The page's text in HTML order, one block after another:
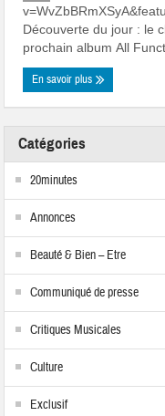
Découverte du jour : le
prochain album All
En savoir plus
Catégories
20minutes
Annonces
Beauté & Bien – Etre
Communiqué de presse
Critiques Musicales
Culture
Exclusif